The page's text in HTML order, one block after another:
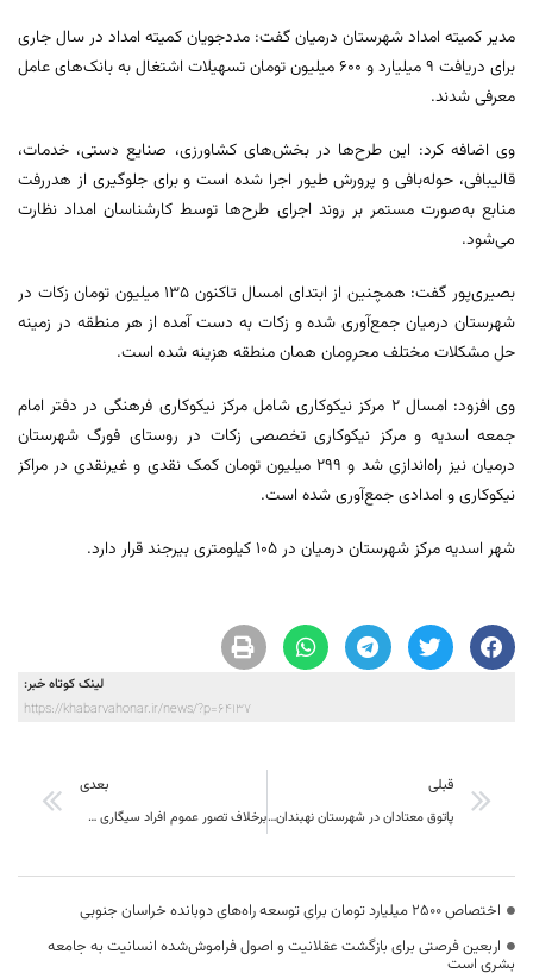
مدیر کمیته امداد شهرستان درمیان گفت: مددجویان کمیته امداد در سال جاری
برای دریافت ۹ میلیارد و ۶۰۰ میلیون تومان تسهیلات اشتغال به بانک‌های عامل
معرفی شدند.
وی اضافه کرد: این طرح‌ها در بخش‌های کشاورزی، صنایع دستی، خدمات،
قالیبافی، حوله‌بافی و پرورش طیور اجرا شده است و برای جلوگیری از هدررفت
منابع به‌صورت مستمر بر روند اجرای طرح‌ها توسط کارشناسان امداد نظارت
می‌شود.
بصیری‌پور گفت: همچنین از ابتدای امسال تاکنون ۱۳۵ میلیون تومان زکات در
شهرستان درمیان جمع‌آوری شده و زکات به دست آمده از هر منطقه در زمینه
حل مشکلات مختلف محرومان همان منطقه هزینه شده است.
وی افزود: امسال ۲ مرکز نیکوکاری شامل مرکز نیکوکاری فرهنگی در دفتر امام
جمعه اسدیه و مرکز نیکوکاری تخصصی زکات در روستای فورگ شهرستان
درمیان نیز راه‌اندازی شد و ۲۹۹ میلیون تومان کمک نقدی و غیرنقدی در مراکز
نیکوکاری و امدادی جمع‌آوری شده است.
شهر اسدیه مرکز شهرستان درمیان در ۱۰۵ کیلومتری بیرجند قرار دارد.
لینک کوتاه خبر:
https://khabarvahonar.ir/news/?p=64137
قبلی
پاتوق معتادان در شهرستان نهبندان پلمب شد
بعدی
برخلاف تصور عموم افراد سیگاری هم دچار کرونا می‌شوند
اختصاص 2500 میلیارد تومان برای توسعه راه‌های دوبانده خراسان جنوبی
اربعین فرصتی برای بازگشت عقلانیت و اصول فراموش‌شده انسانیت به جامعه
بشری است